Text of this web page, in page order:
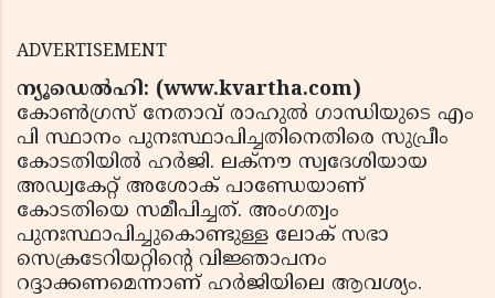
ADVERTISEMENT
ന്യൂഡെല്‍ഹി: (www.kvartha.com)
കോണ്‍ഗ്രസ് നേതാവ് രാഹുല്‍ ഗാന്ധിയുടെ എം
പി സ്ഥാനം പുനഃസ്ഥാപിച്ചതിനെതിരെ സുപ്രീം
കോടതിയില്‍ ഹര്‍ജി. ലക്‌നൗ സ്വദേശിയായ
അഡ്വകേറ്റ് അശോക് പാണ്ഡേയാണ്
കോടതിയെ സമീപിച്ചത്. അംഗത്വം
പുനഃസ്ഥാപിച്ചുകൊണ്ടുള്ള ലോക് സഭാ
സെക്രടേറിയറ്റിന്റെ വിജ്ഞാപനം
റദ്ദാക്കണമെന്നാണ് ഹര്‍ജിയിലെ ആവശ്യം.